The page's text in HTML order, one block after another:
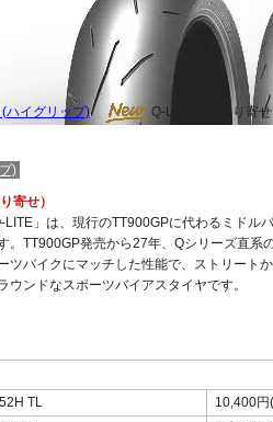
ハイグリップ) Q-LITE（お取り寄
)
寄せ）
」は、現行のTT900GPに代わるミドル
。TT900GP発売から27年、Qシリーズ直系
ツバイクにマッチした性能で、ストリート
ウンドなスポーツバイアスタイヤです。
TL
10,400円